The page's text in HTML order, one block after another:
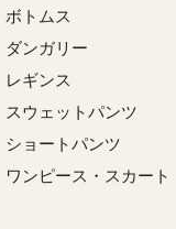
ボトムス
ダンガリー
レギンス
スウェットパンツ
ショートパンツ
ワンピース・スカート